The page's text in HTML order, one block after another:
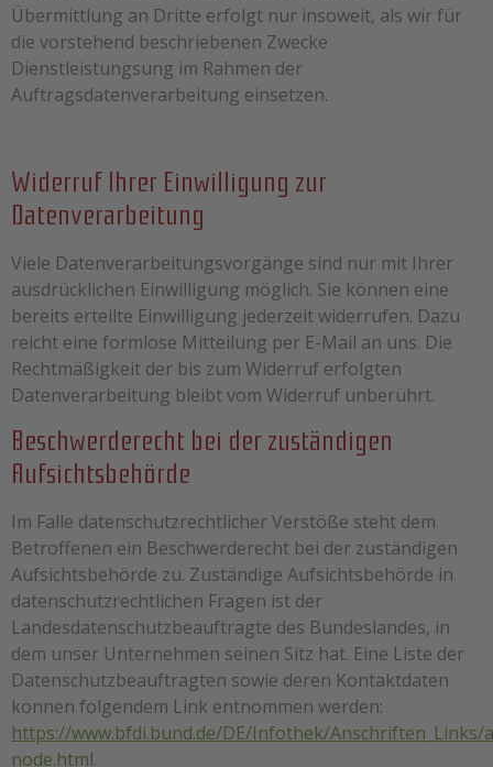
Übermittlung an Dritte erfolgt nur insoweit, als wir für
die vorstehend beschriebenen Zwecke
Dienstleistungsung im Rahmen der
Auftragsdatenverarbeitung einsetzen.
Widerruf Ihrer Einwilligung zur
Datenverarbeitung
Viele Datenverarbeitungsvorgänge sind nur mit Ihrer
ausdrücklichen Einwilligung möglich. Sie können eine
bereits erteilte Einwilligung jederzeit widerrufen. Dazu
reicht eine formlose Mitteilung per E-Mail an uns. Die
Rechtmäßigkeit der bis zum Widerruf erfolgten
Datenverarbeitung bleibt vom Widerruf unberührt.
Beschwerderecht bei der zuständigen
Aufsichtsbehörde
Im Falle datenschutzrechtlicher Verstöße steht dem
Betroffenen ein Beschwerderecht bei der zuständigen
Aufsichtsbehörde zu. Zuständige Aufsichtsbehörde in
datenschutzrechtlichen Fragen ist der
Landesdatenschutzbeauftragte des Bundeslandes, in
dem unser Unternehmen seinen Sitz hat. Eine Liste der
Datenschutzbeauftragten sowie deren Kontaktdaten
können folgendem Link entnommen werden:
https://www.bfdi.bund.de/DE/Infothek/Anschriften_Links/
node.html.